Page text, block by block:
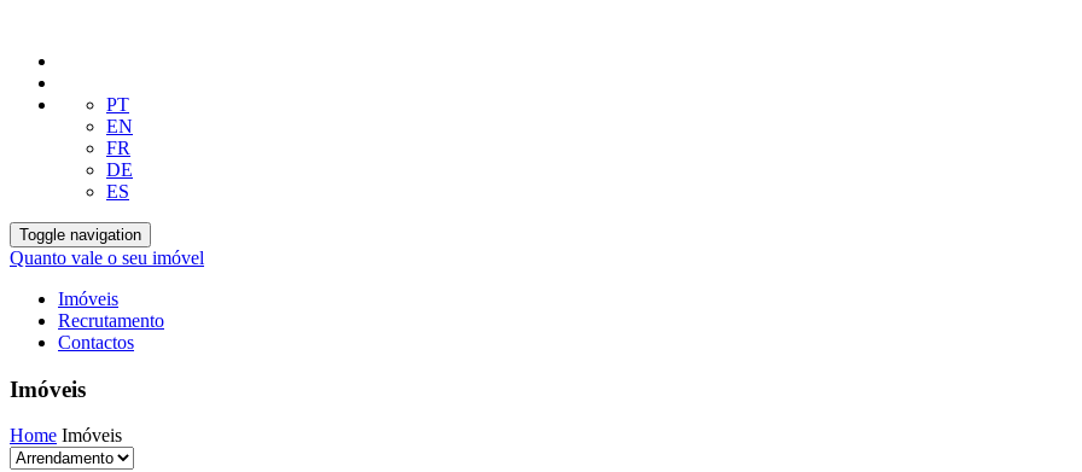
PT
EN
FR
DE
ES
Toggle navigation
Quanto vale o seu imóvel
Imóveis
Recrutamento
Contactos
Imóveis
Home Imóveis